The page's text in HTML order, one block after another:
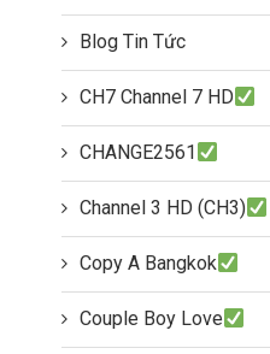
Blog Tin Tức
CH7 Channel 7 HD
CHANGE2561
Channel 3 HD (CH3)
Copy A Bangkok
Couple Boy Love